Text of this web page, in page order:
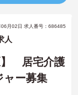
月02日 求人番号：686485
人
】 居宅介護
ャー募集